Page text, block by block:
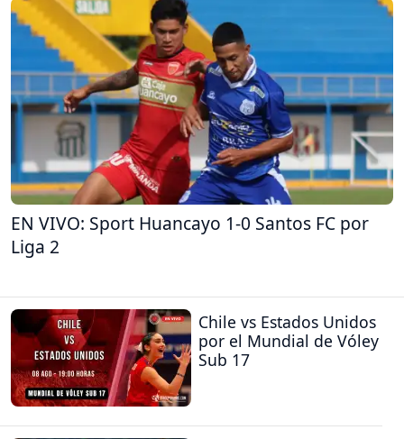
EN VIVO: Sport Huancayo 1-0 Santos FC por
Liga 2
Chile vs Estados Unidos
por el Mundial de Vóley
Sub 17